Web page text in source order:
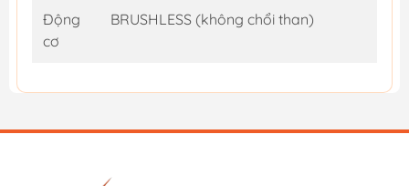
Động
cơ
BRUSHLESS (không chổi than)